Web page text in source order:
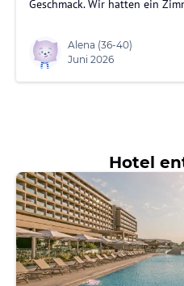
Geschmack. Wir hatten ein
Alena (36-40)
Juni 2026
Hotel